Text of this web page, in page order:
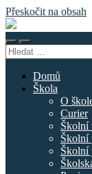
Přeskočit na obsah
Základní
škola
náměstí
Curieových
Přepnout
mobilní
Přepnout
vyhledávací
Vyhledávání
Domů
Škola
O
Curier
Školní
Školní
Školní